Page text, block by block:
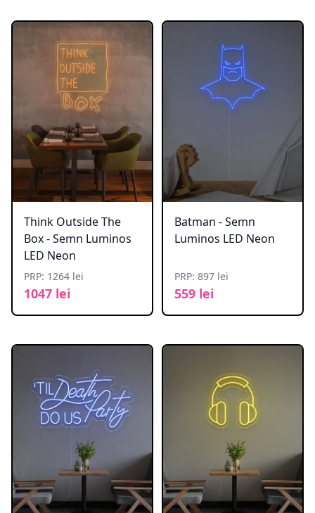
Think Outside The
Box - Semn Luminos
LED Neon
PRP: 1264 lei
1047 lei
Batman - Semn
Luminos LED Neon
PRP: 897 lei
559 lei